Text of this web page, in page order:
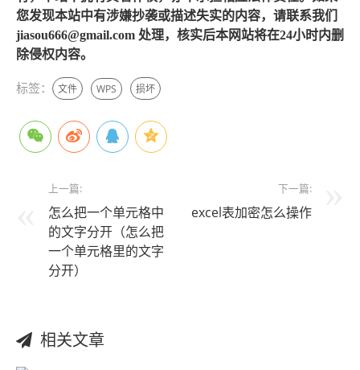
您发现本站中有涉嫌抄袭或描述失实的内容，请联系我们
jiasou666@gmail.com 处理，核实后本网站将在24小时内删
除侵权内容。
标签： 文件 WPS 损坏
上一篇:
怎么把一个单元格中
的文字分开（怎么把
一个单元格里的文字
分开）
下一篇:
excel表加密怎么操作
相关文章